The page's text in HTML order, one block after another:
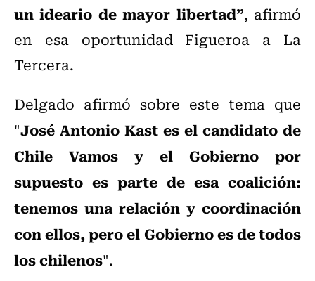
un ideario de mayor libertad”, afirmó
en esa oportunidad Figueroa a La
Tercera.
Delgado afirmó sobre este tema que
"José Antonio Kast es el candidato de
Chile Vamos y el Gobierno por
supuesto es parte de esa coalición:
tenemos una relación y coordinación
con ellos, pero el Gobierno es de todos
los chilenos".